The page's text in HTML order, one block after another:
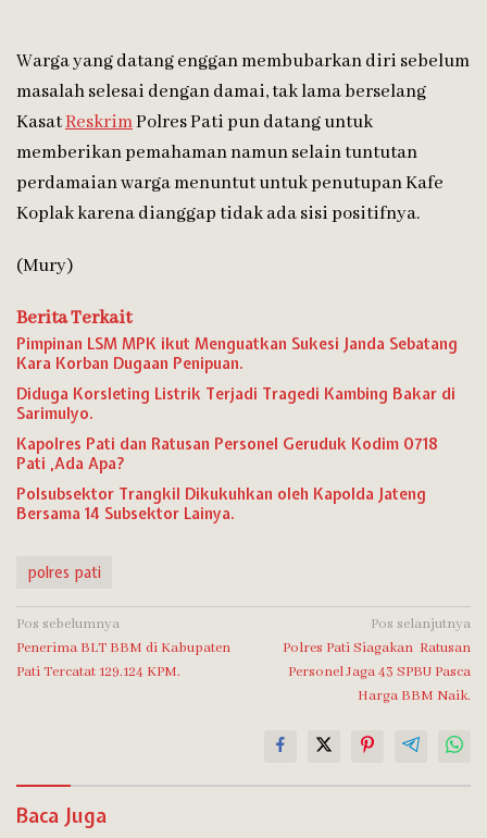
Warga yang datang enggan membubarkan diri sebelum
masalah selesai dengan damai, tak lama berselang
KasatReskrimPolres Pati pun datang untuk
memberikan pemahaman namun selain tuntutan
perdamaian warga menuntut untuk penutupan Kafe
Koplak karena dianggap tidak ada sisi positifnya.
(Mury)
Berita Terkait
Pimpinan LSM MPK ikut Menguatkan Sukesi Janda Sebatang
Kara Korban Dugaan Penipuan.
Diduga Korsleting Listrik Terjadi Tragedi Kambing Bakar di
Sarimulyo.
Kapolres Pati dan Ratusan Personel Geruduk Kodim 0718
Pati ,Ada Apa?
Polsubsektor Trangkil Dikukuhkan oleh Kapolda Jateng
Bersama 14 Subsektor Lainya.
polres pati
Navigasi
pos
Pos sebelumnya
Penerima BLT BBM di Kabupaten
Pati Tercatat 129.124 KPM.
Pos selanjutnya
Polres Pati Siagakan Ratusan
Personel Jaga 43 SPBU Pasca
Harga BBM Naik.
Baca Juga